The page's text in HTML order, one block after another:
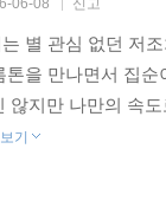
06-08 신고
별 관심 없던 저
톤을 만나면서 집
않지만 나만의 속
기